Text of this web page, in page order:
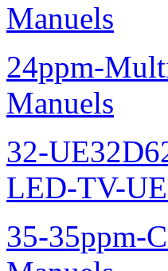
Manuels
24ppm-
Manuels
32-
LED-TV-
35-35ppm-